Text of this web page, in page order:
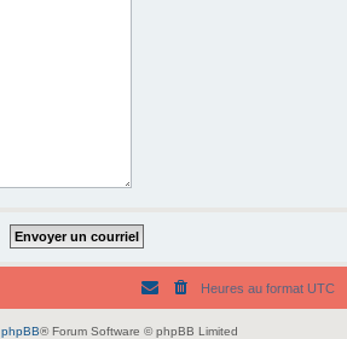
Heures au format UTC
phpBB® Forum Software © phpBB Limited